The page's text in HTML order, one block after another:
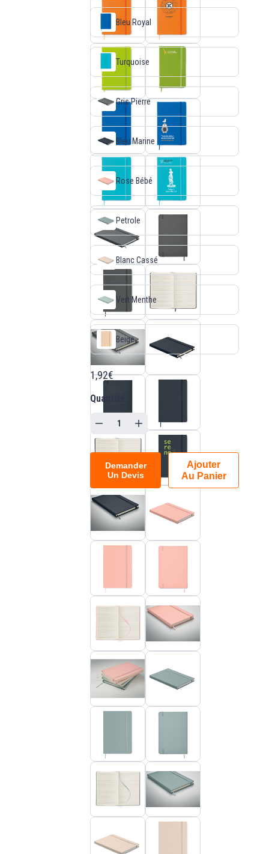
Bleu Royal
Turquoise
Gris Pierre
Bleu Marine
Rose Bébé
Petrole
Blanc Cassé
Vert Menthe
Beige
1,92€
Quantité
Demander
Un Devis
Ajouter
Au Panier